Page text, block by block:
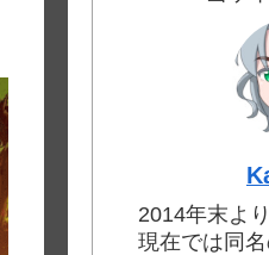
2014年末よ
現在では同